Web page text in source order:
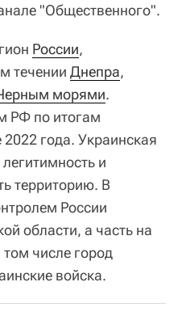
"Общественного".
России,
течении Днепра,
морями.
РФ по итогам
года. Украинская
и
территорию. В
России
области, а часть на
числе город
войска.